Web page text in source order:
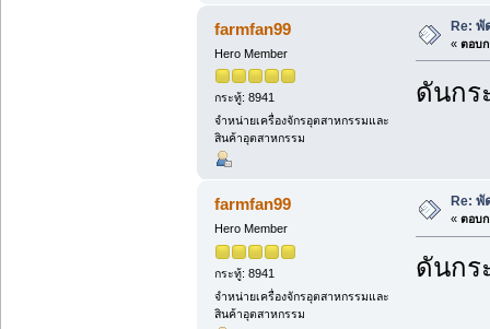
farmfan99
Hero Member
กระทู้: 8941
จำหน่ายเครื่องจักรอุตสาหกรรมและ
สินค้าอุตสาหกรรม
Re: พั
« ตอบก
ดันก
farmfan99
Hero Member
กระทู้: 8941
จำหน่ายเครื่องจักรอุตสาหกรรมและ
สินค้าอุตสาหกรรม
Re:
« ตอบก
ดันก